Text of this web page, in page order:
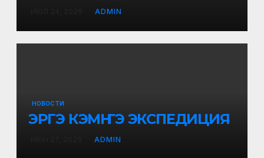
ADMIN
НОВОСТИ
ЭРГЭ КЭМҤЭ ЭКСПЕДИЦИЯ
ADMIN